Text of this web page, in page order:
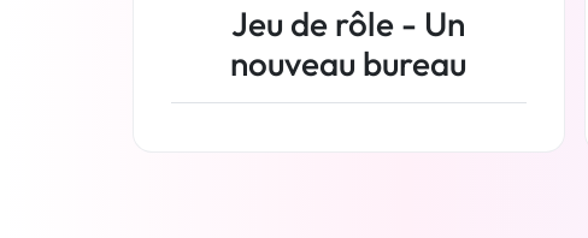
Jeu de rôle - Un
nouveau bureau